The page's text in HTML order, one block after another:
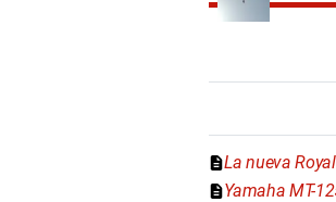
La nueva
Yamaha MT-